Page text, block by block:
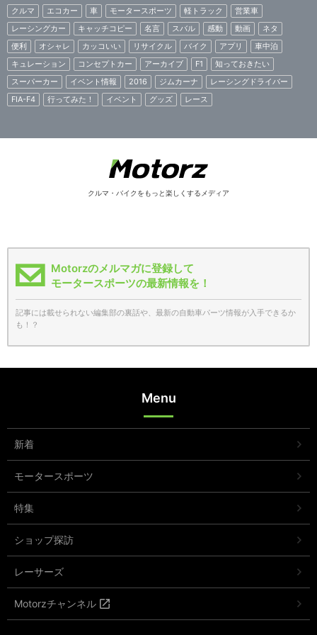
クルマ エコカー 車 モータースポーツ 軽トラック
営業車
レーシングカー
キャッチコピー 名言 スバル 感動 動画
ネタ
便利
オシャレ カッコいい リサイクル バイク アプリ
車中泊
キュレーション
コンセプトカー アーカイブ F1
知っておきたい
スーパーカー
イベント情報 2016 ジムカーナ
レーシングドライバー
FIA-F4
行ってみた！ イベント グッズ レース
クルマ・バイクをもっと楽しくするメディア
Motorzのメルマガに登録して
モータースポーツの最新情報を！
記事には載せられない編集部の裏話や、最新の自動車パーツ情報が入手できるか
も！？
Menu
新着
モータースポーツ
特集
ショップ探訪
レーサーズ
Motorzチャンネル